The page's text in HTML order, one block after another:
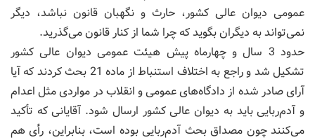
عمومی دیوان عالی کشور، حارث و نگهبان قانون نباشد، دیگر
نمی‌تواند به دیگران بگوید که چرا شما از کنار قانون می‌گذرید.
حدود 3 سال و چهارماه پیش هیئت عمومی دیوان عالی کشور
تشکیل شد و راجع به اختلاف استنباط از ماده 21 بحث کردند که آیا
آرای صادر شده از دادگاه‌های عمومی و انقلاب در مواردی مثل اعدام
و آدم‌ربایی باید به دیوان عالی کشور ارسال شود. آقایانی که تأکید
می‌کنند چون مصداق بحث آدم‌ربایی بوده است، بنابراین، رأی هم